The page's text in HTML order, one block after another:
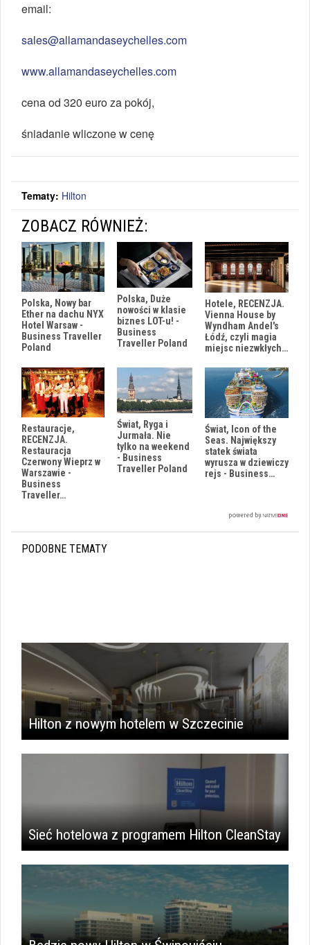
e­mail:
sales@allamanda­seychelles.com
www.allamanda­seychelles.com
cena od 320 euro za pokój,
śniadanie wliczone w cenę
Tematy: Hilton
ZOBACZ RÓWNIEŻ:
Polska, Nowy bar
Ether na dachu NYX
Hotel Warsaw -
Business Traveller
Poland
Polska, Duże
nowości w klasie
biznes LOT-u! -
Business
Traveller Poland
Hotele, RECENZJA.
Vienna House by
Wyndham Andel's
Łódź, czyli magia
miejsc niezwkłych…
Restauracje,
RECENZJA.
Restauracja
Czerwony Wieprz w
Warszawie -
Business
Traveller…
Świat, Ryga i
Jurmała. Nie
tylko na weekend
- Business
Traveller Poland
Świat, Icon of the
Seas. Największy
statek świata
wyrusza w dziewiczy
rejs - Business…
PODOBNE TEMATY
Hilton z nowym hotelem w Szczecinie
Sieć hotelowa z programem Hilton CleanStay